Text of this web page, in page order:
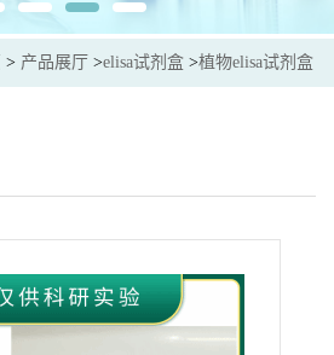
> 产品展厅 >elisa试剂盒 >植物elisa试剂盒